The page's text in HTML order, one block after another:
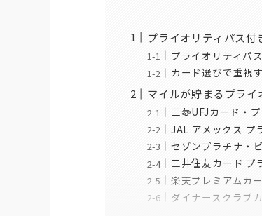
プライオリティパス
プライオリティパ
カード選びで重視
マイルが貯まるプラ
三菱UFJカード・
JAL アメックス プ
セゾンプラチナ・
三井住友カード プ
楽天プレミアムカ
ダイナースクラブ